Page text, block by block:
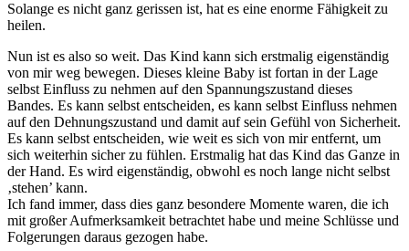
Solange es nicht ganz gerissen ist, hat es eine enorme Fähigkeit zu
heilen.
Nun ist es also so weit. Das Kind kann sich erstmalig eigenständig
von mir weg bewegen. Dieses kleine Baby ist fortan in der Lage
selbst Einfluss zu nehmen auf den Spannungszustand dieses
Bandes. Es kann selbst entscheiden, es kann selbst Einfluss nehmen
auf den Dehnungszustand und damit auf sein Gefühl von Sicherheit.
Es kann selbst entscheiden, wie weit es sich von mir entfernt, um
sich weiterhin sicher zu fühlen. Erstmalig hat das Kind das Ganze in
der Hand. Es wird eigenständig, obwohl es noch lange nicht selbst
‚stehen’ kann.
Ich fand immer, dass dies ganz besondere Momente waren, die ich
mit großer Aufmerksamkeit betrachtet habe und meine Schlüsse und
Folgerungen daraus gezogen habe.